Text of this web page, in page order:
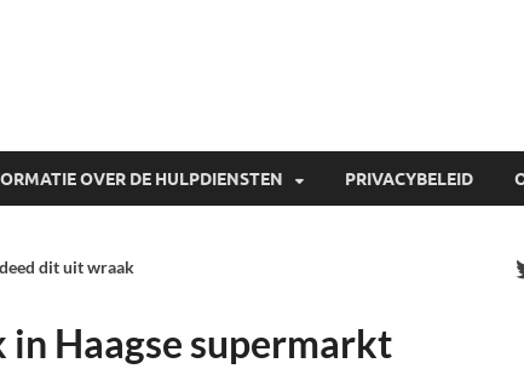
OVER DE HULPDIENSTEN PRIVACYBELEID
dit uit wraak
Haagse supermarkt